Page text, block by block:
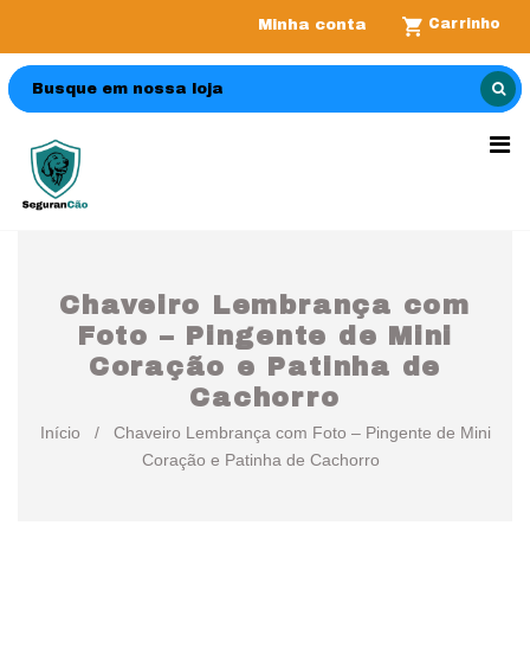
Minha conta Carrinho
Chaveiro Lembrança com
Foto – Pingente de Mini
Coração e Patinha de
Cachorro
Início /
Chaveiro Lembrança com Foto – Pingente de Mini
Coração e Patinha de Cachorro